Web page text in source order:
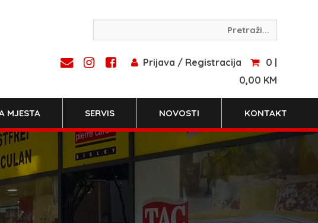
Prijava / Registracija
0 |
0,00 KM
MJESTA SERVIS NOVOSTI KONTAKT